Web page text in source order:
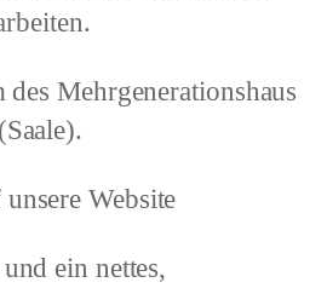
Mehrgenerationshaus
Website
ein nettes,